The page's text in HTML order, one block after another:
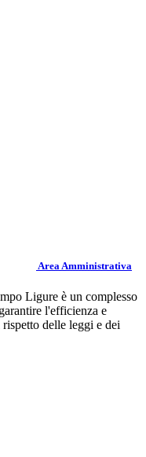
Area Amministrativa
Ligure è un complesso
l'efficienza e
delle leggi e dei